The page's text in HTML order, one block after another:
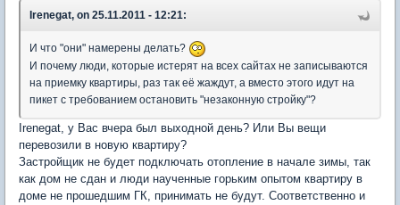
Irenegat, on 25.11.2011 - 12:21:
И что "они" намерены делать?
И почему люди, которые истерят на всех сайтах не записываются
на приемку квартиры, раз так её жаждут, а вместо этого идут на
пикет с требованием остановить "незаконную стройку"?
Irenegat, у Вас вчера был выходной день? Или Вы вещи
перевозили в новую квартиру?
Застройщик не будет подключать отопление в начале зимы, так
как дом не сдан и люди наученные горьким опытом квартиру в
доме не прошедшим ГК, принимать не будут. Соответственно и